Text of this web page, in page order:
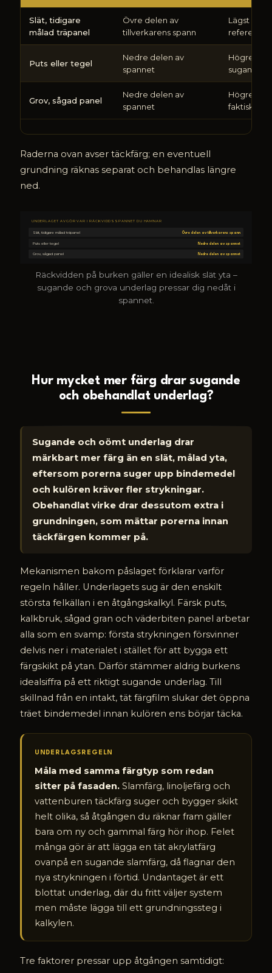
jämfört
med
en
slät,
målad
träpanel
Slät, tidigare
målad träpanel
Övre delen av
tillverkarens spann
Lägst –
Puts eller tegel
Nedre delen av
spannet
Högre,
sugande
Grov, sågad panel
Nedre delen av
spannet
Högre,
faktisk yta
Raderna ovan avser täckfärg; en eventuell
grundning räknas separat och behandlas längre
ned.
UNDERLAGET AVGÖR VAR I RÄCKVIDDSSPANNET DU HAMNAR
Slät, tidigare målad träpanel Övre delen av tillverkarens spann
Puts eller tegel Nedre delen av spannet
Grov, sågad panel Nedre delen av spannet
Räckvidden på burken gäller en idealisk slät yta –
sugande och grova underlag pressar dig nedåt i
spannet.
Hur mycket mer färg drar sugande
och obehandlat underlag?
Sugande och oömt underlag drar
märkbart mer färg än en slät, målad yta,
eftersom porerna suger upp bindemedel
och kulören kräver fler strykningar.
Obehandlat virke drar dessutom extra i
grundningen, som mättar porerna innan
täckfärgen kommer på.
Mekanismen bakom påslaget förklarar varför
regeln håller. Underlagets sug är den enskilt
största felkällan i en åtgångskalkyl. Färsk puts,
kalkbruk, sågad gran och väderbiten panel arbetar
alla som en svamp: första strykningen försvinner
delvis ner i materialet i stället för att bygga ett
färgskikt på ytan. Därför stämmer aldrig burkens
idealsiffra på ett riktigt sugande underlag. Till
skillnad från en intakt, tät färgfilm slukar det öppna
träet bindemedel innan kulören ens börjar täcka.
UNDERLAGSREGELN
Måla med samma färgtyp som redan
sitter på fasaden.Slamfärg, linoljefärg och
vattenburen täckfärg suger och bygger skikt
helt olika, så åtgången du räknar fram gäller
bara om ny och gammal färg hör ihop. Felet
många gör är att lägga en tät akrylatfärg
ovanpå en sugande slamfärg, då flagnar den
nya strykningen i förtid. Undantaget är ett
blottat underlag, där du fritt väljer system
men måste lägga till ett grundningssteg i
kalkylen.
Tre faktorer pressar upp åtgången samtidigt: